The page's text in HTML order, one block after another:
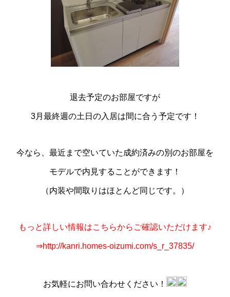
退去予定のお部屋ですが
3月最終週の土日の入居は間に合う予定です！
今なら、最近まで空いていた成約済みの別のお部屋を
モデルで内見することができます！
（内装や間取りはほとんど同じです。）
もっと詳しい情報はこちらからご確認いただけます♪
⇒http://kanri.homes-oizumi.com/s_r_37835/
お気軽にお問い合わせください！